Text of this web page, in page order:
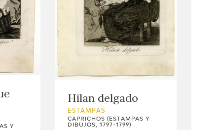
Y
Hilan delgado
ESTAMPAS
CAPRICHOS (ESTAMPAS Y
DIBUJOS, 1797-1799)